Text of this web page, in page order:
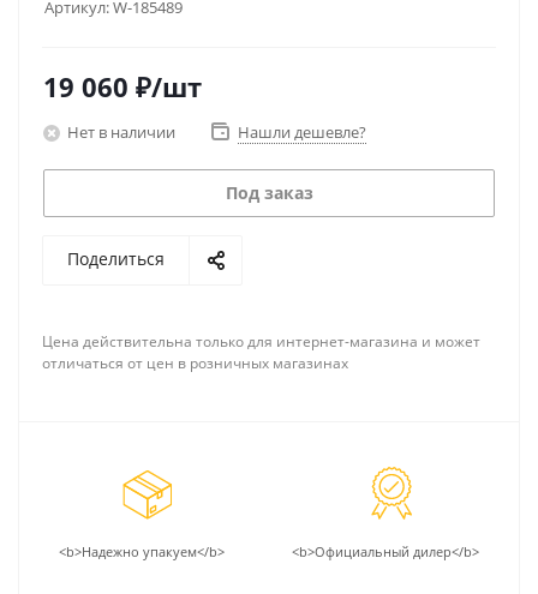
Артикул:W-185489
19 060 ₽/шт
Нет в наличии Нашли дешевле?
Под заказ
Поделиться
Цена действительна только для интернет-магазина и может
отличаться от цен в розничных магазинах
<b>Надежно упакуем</b> <b>Официальный дилер</b>